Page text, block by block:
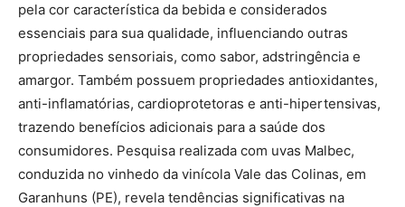
pela cor característica da bebida e considerados
essenciais para sua qualidade, influenciando outras
propriedades sensoriais, como sabor, adstringência e
amargor. Também possuem propriedades antioxidantes,
anti-inflamatórias, cardioprotetoras e anti-hipertensivas,
trazendo benefícios adicionais para a saúde dos
consumidores. Pesquisa realizada com uvas Malbec,
conduzida no vinhedo da vinícola Vale das Colinas, em
Garanhuns (PE), revela tendências significativas na